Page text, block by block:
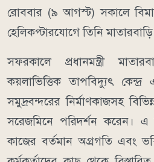
রোববার (৯ আগস্ট) সকালে
হেলিকপ্টারযোগে তিনি
সফরকালে প্রধানমন্ত্রী
কয়লাভিত্তিক তাপবিদ্যুৎ
সমুদ্রবন্দরের নির্মাণকাজসহ
সরেজমিনে পরিদর্শন করেন।
কাজের বর্তমান অগ্রগতি এবং